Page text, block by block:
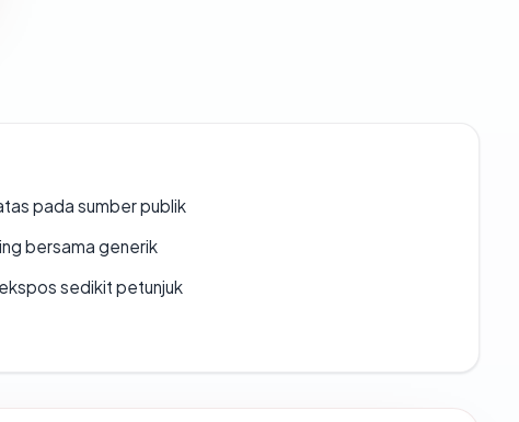
pada sumber publik
bersama generik
sedikit petunjuk